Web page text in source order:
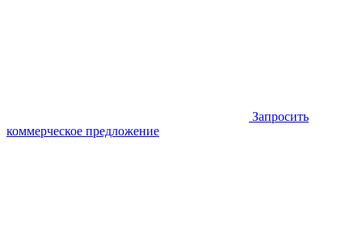
Запросить
коммерческое предложение